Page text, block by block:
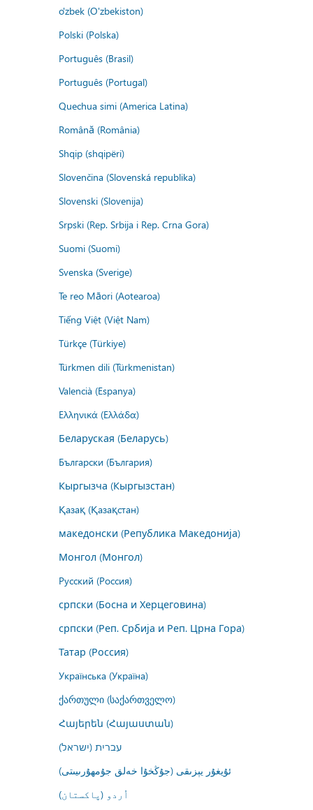
o'zbek (O'zbekiston)
Polski (Polska)
Português (Brasil)
Português (Portugal)
Quechua simi (America Latina)
Română (România)
Shqip (shqipëri)
Slovenčina (Slovenská republika)
Slovenski (Slovenija)
Srpski (Rep. Srbija i Rep. Crna Gora)
Suomi (Suomi)
Svenska (Sverige)
Te reo Māori (Aotearoa)
Tiếng Việt (Việt Nam)
Türkçe (Türkiye)
Türkmen dili (Türkmenistan)
Valencià (Espanya)
Ελληνικά (Ελλάδα)
Беларуская (Беларусь)
Български (България)
Кыргызча (Кыргызстан)
Қазақ (Қазақстан)
македонски (Република Македонија)
Монгол (Монгол)
Русский (Россия)
српски (Босна и Херцеговина)
српски (Реп. Србија и Реп. Црна Гора)
Татар (Россия)
Українська (Україна)
ქართული (საქართველო)
Հայերեն (Հայաստան)
עברית (ישראל)
ئۇيغۇر يېزىقى (جۇڭخۇا خەلق جۇمھۇرىيىتى)
اُردو (پاکستان)